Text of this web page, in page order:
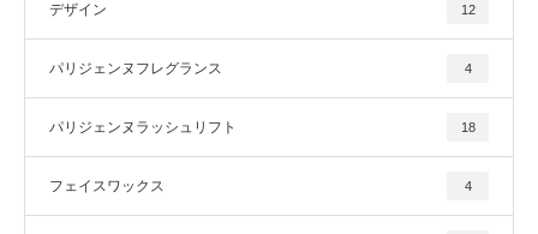
デザイン 12
パリジェンヌフレグランス 4
パリジェンヌラッシュリフト 18
フェイスワックス 4